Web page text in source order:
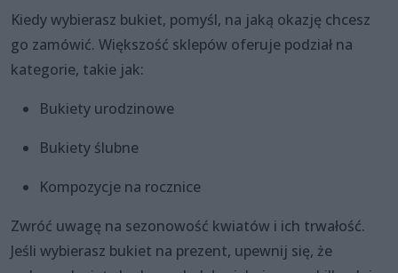
Kiedy wybierasz bukiet, pomyśl, na jaką okazję chcesz
go zamówić. Większość sklepów oferuje podział na
kategorie, takie jak:
Bukiety urodzinowe
Bukiety ślubne
Kompozycje na rocznice
Zwróć uwagę na sezonowość kwiatów i ich trwałość.
Jeśli wybierasz bukiet na prezent, upewnij się, że